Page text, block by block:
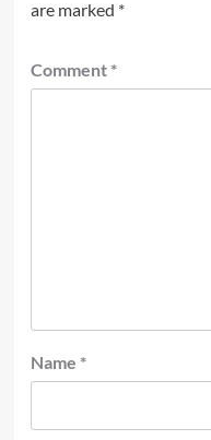
are marked *
Comment *
Name *